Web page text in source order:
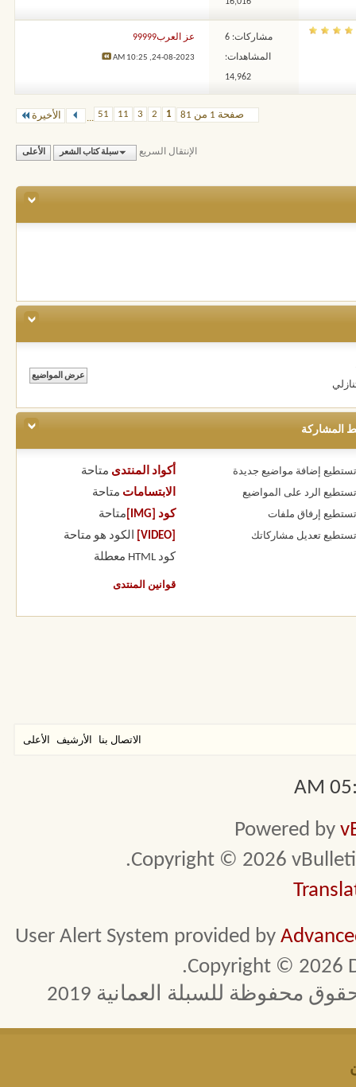
مشاركات: 6
المشاهدات:
14,962
عز العرب99999
24-08-2023,
10:25 AM
صفحة 1 من 81 1
2
3
11
51
... الأخيرة
الإنتقال السريع سبلة كتاب الشعر الأعلى
المشاركة
تستطيع إضافة مواضيع جديدة
تستطيع الرد على المواضيع
تستطيع إرفاق ملفات
تستطيع تعديل مشاركاتك
أكواد المنتدى متاحة
الابتسامات متاحة
كود [IMG]
متاحة
الكود هو متاحة
كود HTML
معطلة
قوانين المنتدى
الاتصال بنا الأرشيف الأعلى
Powered by
Copyright © 2026
User Alert System provided by
Copyright © 2026
محفوظة للسبلة العمانية 2019